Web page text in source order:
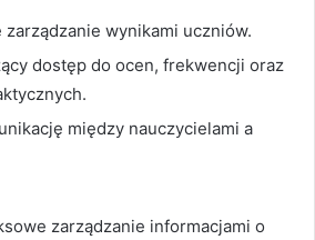
zarządzanie wynikami uczniów.
dostęp do ocen, frekwencji oraz
między nauczycielami a
zarządzanie informacjami o